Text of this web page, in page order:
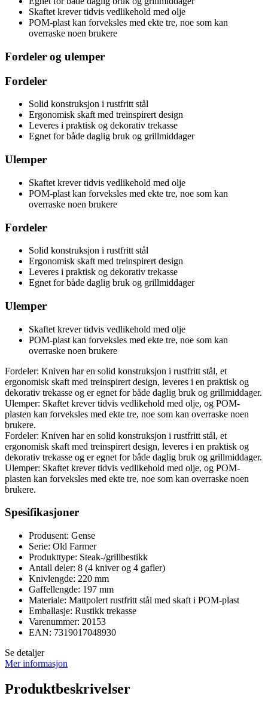
Skaftet krever tidvis vedlikehold med olje
POM-plast kan forveksles med ekte tre, noe som kan
overraske noen brukere
Fordeler og ulemper
Fordeler
Solid konstruksjon i rustfritt stål
Ergonomisk skaft med treinspirert design
Leveres i praktisk og dekorativ trekasse
Egnet for både daglig bruk og grillmiddager
Ulemper
Skaftet krever tidvis vedlikehold med olje
POM-plast kan forveksles med ekte tre, noe som kan
overraske noen brukere
Fordeler
Solid konstruksjon i rustfritt stål
Ergonomisk skaft med treinspirert design
Leveres i praktisk og dekorativ trekasse
Egnet for både daglig bruk og grillmiddager
Ulemper
Skaftet krever tidvis vedlikehold med olje
POM-plast kan forveksles med ekte tre, noe som kan
overraske noen brukere
Fordeler: Kniven har en solid konstruksjon i rustfritt stål, et
ergonomisk skaft med treinspirert design, leveres i en praktisk og
dekorativ trekasse og er egnet for både daglig bruk og grillmiddager.
Ulemper: Skaftet krever tidvis vedlikehold med olje, og POM-
plasten kan forveksles med ekte tre, noe som kan overraske noen
brukere.
Fordeler: Kniven har en solid konstruksjon i rustfritt stål, et
ergonomisk skaft med treinspirert design, leveres i en praktisk og
dekorativ trekasse og er egnet for både daglig bruk og grillmiddager.
Ulemper: Skaftet krever tidvis vedlikehold med olje, og POM-
plasten kan forveksles med ekte tre, noe som kan overraske noen
brukere.
Spesifikasjoner
Produsent: Gense
Serie: Old Farmer
Produkttype: Steak-/grillbestikk
Antall deler: 8 (4 kniver og 4 gafler)
Knivlengde: 220 mm
Gaffellengde: 197 mm
Materiale: Mattpolert rustfritt stål med skaft i POM-plast
Emballasje: Rustikk trekasse
Varenummer: 20153
EAN: 7319017048930
Se detaljer
Mer informasjon
Produktbeskrivelser